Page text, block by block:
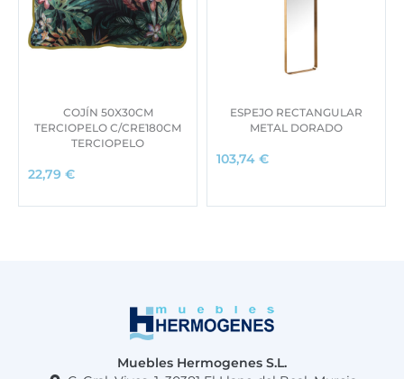
COJÍN 50X30CM
TERCIOPELO C/CRE180CM
TERCIOPELO
22,79 €
ESPEJO RECTANGULAR
METAL DORADO
103,74 €
Muebles Hermogenes S.L.